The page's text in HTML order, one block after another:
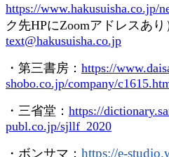
https://www.hakusuisha.co.jp/
ク先HPにZoomアドレスあ
text@hakusuisha.co.jp
・第三書房： https://
shobo.co.jp/company/
・三省堂： https://
publ.co.jp/sjllf_2020
・ボンサマ： https://e-